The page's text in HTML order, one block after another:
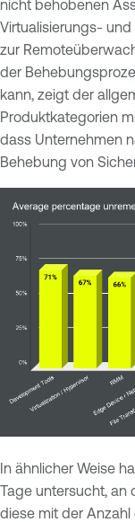
nicht behobenen
Virtualisierungs-
zur
der
kann, zeigt der
Produktkategorien
dass Unternehmen
Behebung von
In ähnlicher Weise
Tage untersucht, an
diese mit der Anzahl